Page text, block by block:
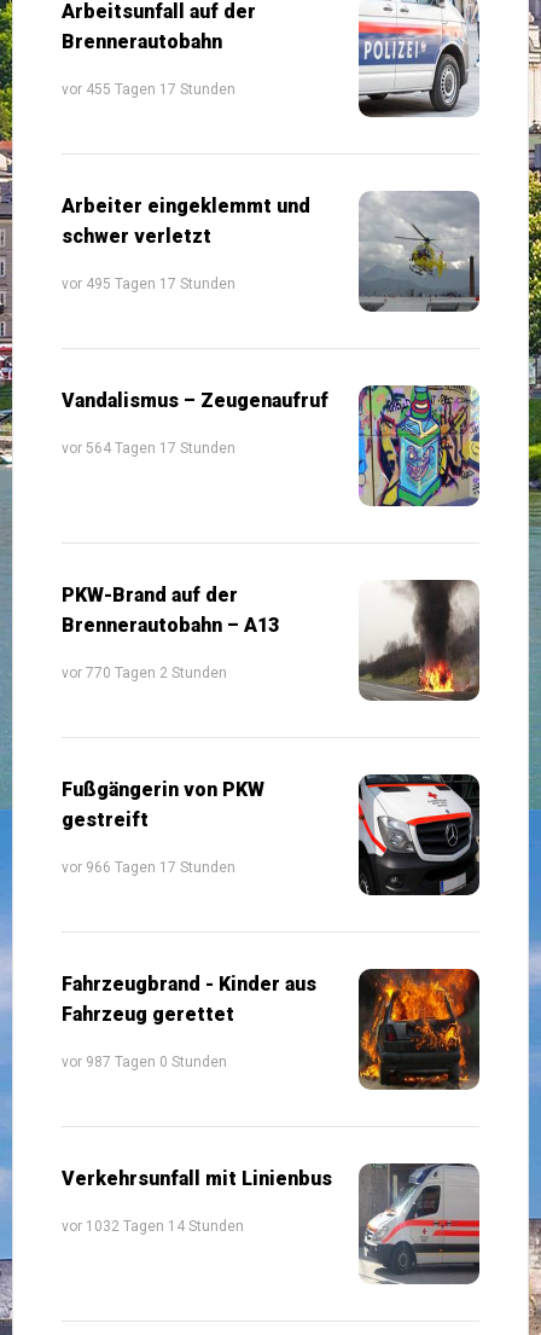
Arbeitsunfall auf der
Brennerautobahn
vor 455 Tagen 17 Stunden
Arbeiter eingeklemmt und
schwer verletzt
vor 495 Tagen 17 Stunden
Vandalismus – Zeugenaufruf
vor 564 Tagen 17 Stunden
PKW-Brand auf der
Brennerautobahn – A13
vor 770 Tagen 2 Stunden
Fußgängerin von PKW
gestreift
vor 966 Tagen 17 Stunden
Fahrzeugbrand - Kinder aus
Fahrzeug gerettet
vor 987 Tagen 0 Stunden
Verkehrsunfall mit Linienbus
vor 1032 Tagen 14 Stunden